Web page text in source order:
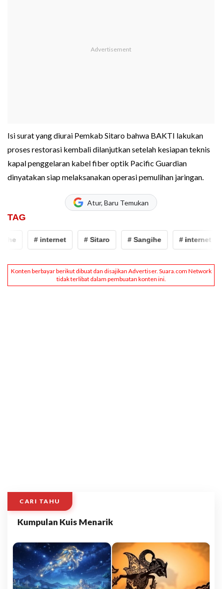
Isi surat yang diurai Pemkab Sitaro bahwa BAKTI lakukan
proses restorasi kembali dilanjutkan setelah kesiapan teknis
kapal penggelaran kabel fiber optik Pacific Guardian
dinyatakan siap melaksanakan operasi pemulihan jaringan.
Atur, Baru Temukan
TAG
# internet # Sitaro # Sangihe # internet
CARI TAHU
Kumpulan Kuis Menarik